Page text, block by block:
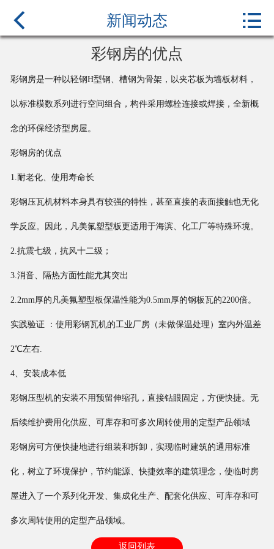
产品中心
新闻中心
联系我们
 新闻动态 
彩钢房的优点
彩钢房是一种以轻钢H型钢、槽钢为骨架，以夹芯板为墙板材料，
以标准模数系列进行空间组合，构件采用螺栓连接或焊接，全新概
念的环保经济型房屋。
彩钢房的优点
1.耐老化、使用寿命长
彩钢压瓦机材料本身具有较强的特性，甚至直接的表面接触也无化
学反应。因此，凡美氟塑型板更适用于海滨、化工厂等特殊环境。
2.抗震七级，抗风十二级；
3.消音、隔热方面性能尤其突出
2.2mm厚的凡美氟塑型板保温性能为0.5mm厚的钢板瓦的2200倍。
实践验证 ：使用彩钢瓦机的工业厂房（未做保温处理）室内外温差
2℃左右.
4、安装成本低
彩钢压型机的安装不用预留伸缩孔，直接钻眼固定，方便快捷。无
后续维护费用化供应、可库存和可多次周转使用的定型产品领域
彩钢房可方便快捷地进行组装和拆卸，实现临时建筑的通用标准
化，树立了环境保护，节约能源、快捷效率的建筑理念，使临时房
屋进入了一个系列化开发、集成化生产、配套化供应、可库存和可
多次周转使用的定型产品领域。
返回列表